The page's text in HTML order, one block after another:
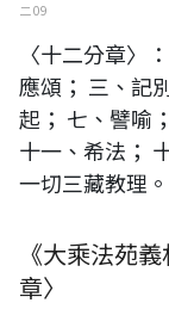
二 09
〈十二分章〉
應頌； 三、記
起； 七、譬喻
十一、希法；
一切三藏教理。
《大乘法苑
章〉